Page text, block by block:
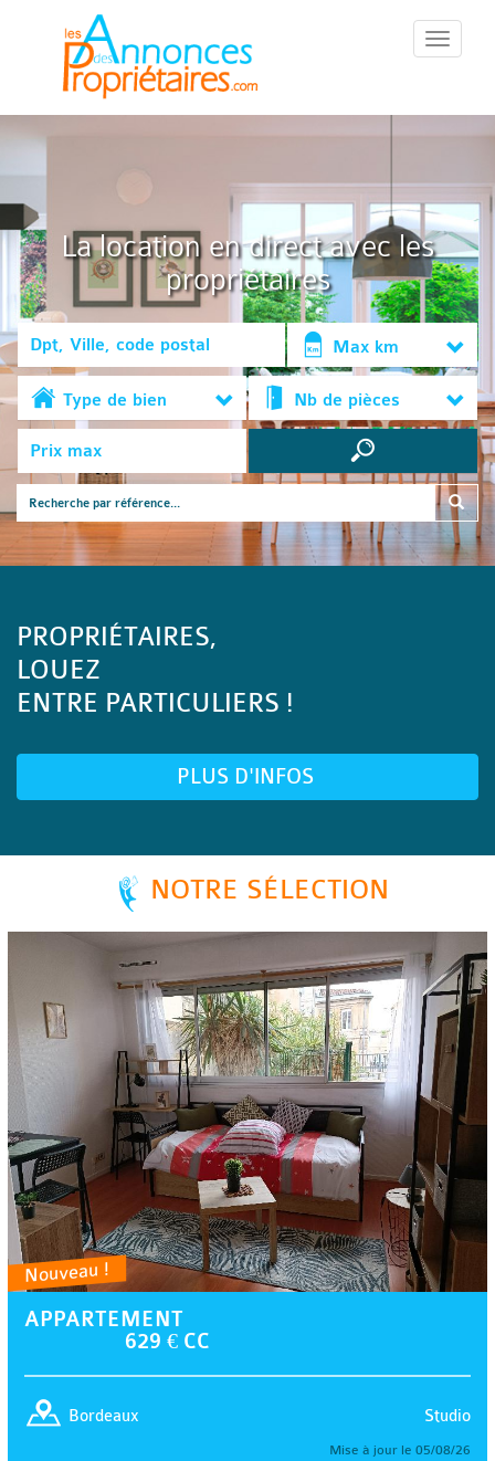
::Menu::
La location en direct avec les
propriétaires
Max km
Type de bien Nb de pièces
PROPRIÉTAIRES,
LOUEZ
ENTRE PARTICULIERS !
PLUS D'INFOS
NOTRE SÉLECTION
Nouveau !
APPARTEMENT
629 € CC
Studio
Bordeaux
Mise à jour le 05/08/26